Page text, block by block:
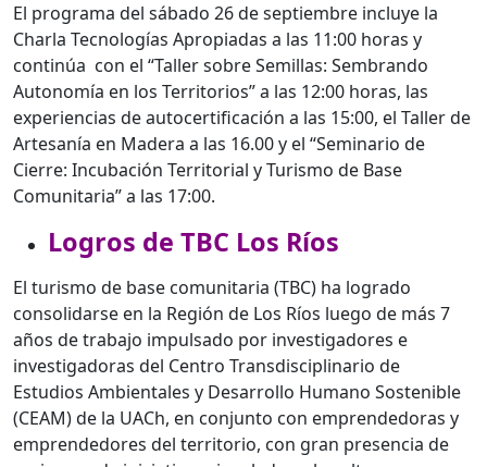
El programa del sábado 26 de septiembre incluye la
Charla Tecnologías Apropiadas a las 11:00 horas y
continúa con el “Taller sobre Semillas: Sembrando
Autonomía en los Territorios” a las 12:00 horas, las
experiencias de autocertificación a las 15:00, el Taller de
Artesanía en Madera a las 16.00 y el “Seminario de
Cierre: Incubación Territorial y Turismo de Base
Comunitaria” a las 17:00.
Logros de TBC Los Ríos
El turismo de base comunitaria (TBC) ha logrado
consolidarse en la Región de Los Ríos luego de más 7
años de trabajo impulsado por investigadores e
investigadoras del Centro Transdisciplinario de
Estudios Ambientales y Desarrollo Humano Sostenible
(CEAM) de la UACh, en conjunto con emprendedoras y
emprendedores del territorio, con gran presencia de